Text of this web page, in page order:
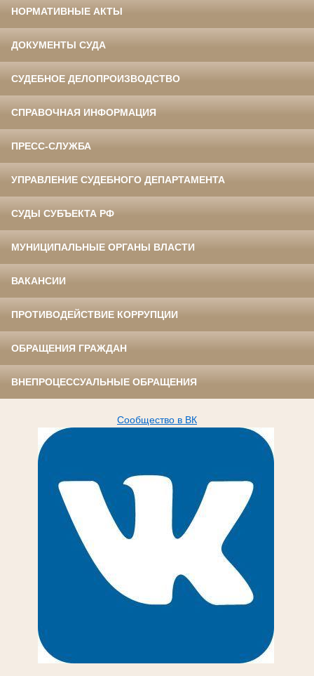
НОРМАТИВНЫЕ АКТЫ
ДОКУМЕНТЫ СУДА
СУДЕБНОЕ ДЕЛОПРОИЗВОДСТВО
СПРАВОЧНАЯ ИНФОРМАЦИЯ
ПРЕСС-СЛУЖБА
УПРАВЛЕНИЕ СУДЕБНОГО ДЕПАРТАМЕНТА
СУДЫ СУБЪЕКТА РФ
МУНИЦИПАЛЬНЫЕ ОРГАНЫ ВЛАСТИ
ВАКАНСИИ
ПРОТИВОДЕЙСТВИЕ КОРРУПЦИИ
ОБРАЩЕНИЯ ГРАЖДАН
ВНЕПРОЦЕССУАЛЬНЫЕ ОБРАЩЕНИЯ
Сообщество в ВК